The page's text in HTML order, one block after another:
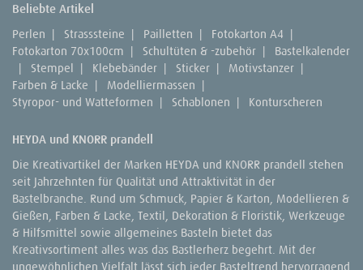
Beliebte Artikel
Perlen | Strasssteine | Pailletten | Fotokarton A4 |
Fotokarton 70x100cm | Schultüten & -zubehör |
Bastelkalender
|
Stempel | Klebebänder | Sticker | Motivstanzer |
Farben & Lacke | Modelliermassen |
Styropor- und Watteformen | Schablonen | Konturscheren
HEYDA und KNORR prandell
Die Kreativartikel der Marken HEYDA und KNORR prandell stehen
seit Jahrzehnten für Qualität und Attraktivität in der
Bastelbranche. Rund um Schmuck, Papier & Karton, Modellieren &
Gießen, Farben & Lacke, Textil, Dekoration & Floristik, Werkzeuge
& Hilfsmittel sowie allgemeines Basteln bietet das
Kreativsortiment alles was das Bastlerherz begehrt. Mit der
ungewöhnlichen Vielfalt lässt sich jeder Basteltrend hervorragend